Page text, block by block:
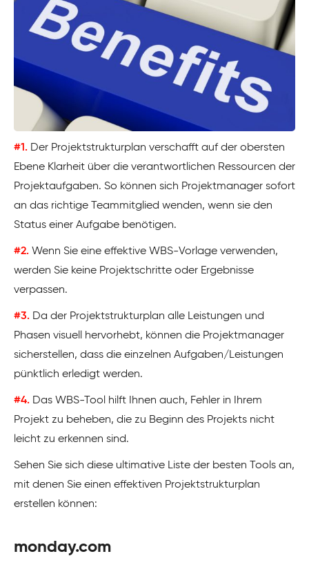
#1. Der Projektstrukturplan verschafft auf der obersten
Ebene Klarheit über die verantwortlichen Ressourcen der
Projektaufgaben. So können sich Projektmanager sofort
an das richtige Teammitglied wenden, wenn sie den
Status einer Aufgabe benötigen.
#2. Wenn Sie eine effektive WBS-Vorlage verwenden,
werden Sie keine Projektschritte oder Ergebnisse
verpassen.
#3. Da der Projektstrukturplan alle Leistungen und
Phasen visuell hervorhebt, können die Projektmanager
sicherstellen, dass die einzelnen Aufgaben/Leistungen
pünktlich erledigt werden.
#4. Das WBS-Tool hilft Ihnen auch, Fehler in Ihrem
Projekt zu beheben, die zu Beginn des Projekts nicht
leicht zu erkennen sind.
Sehen Sie sich diese ultimative Liste der besten Tools an,
mit denen Sie einen effektiven Projektstrukturplan
erstellen können:
monday.com